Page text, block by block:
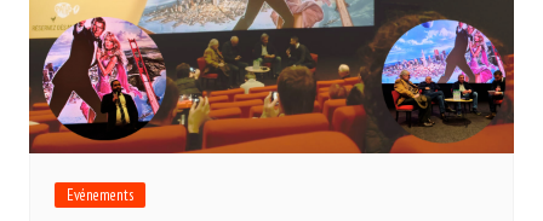
Evénements